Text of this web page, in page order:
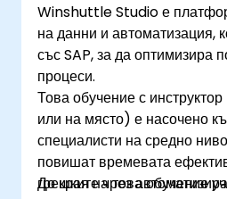
Winshuttle Studio е
на данни и автоматизация,
със SAP, за да оптимизира
процеси.
Това обучение с
или на място) е насочено
специалисти на средно
повишат времевата
грешките чрез
До края на това обучение